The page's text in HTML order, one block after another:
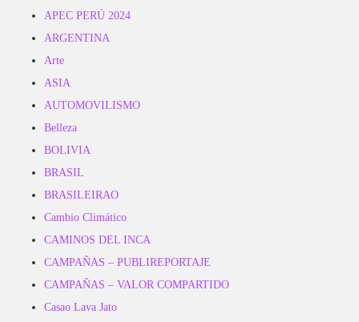
APEC PERÚ 2024
ARGENTINA
Arte
ASIA
AUTOMOVILISMO
Belleza
BOLIVIA
BRASIL
BRASILEIRAO
Cambio Climático
CAMINOS DEL INCA
CAMPAÑAS – PUBLIREPORTAJE
CAMPAÑAS – VALOR COMPARTIDO
Casao Lava Jato